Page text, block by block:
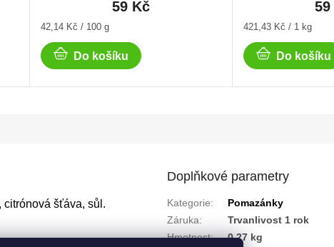
59 Kč
Měrná
42,14 Kč / 100 g
Do košíku
59
Měrná
421,43 Kč / 1 kg
Do košíku
citrónová šťáva, sůl.
Doplňkové parametry
Kategorie:
Pomazánky
Záruka:
Trvanlivost 1 rok
Hmotnost:
0.27 kg